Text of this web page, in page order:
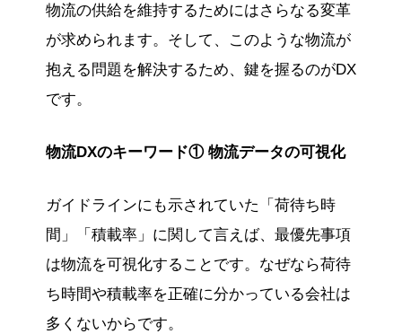
物流の供給を維持するためにはさらなる変革
が求められます。そして、このような物流が
抱える問題を解決するため、鍵を握るのがDX
です。
物流DXのキーワード① 物流データの可視化
ガイドラインにも示されていた「荷待ち時
間」「積載率」に関して言えば、最優先事項
は物流を可視化することです。なぜなら荷待
ち時間や積載率を正確に分かっている会社は
多くないからです。